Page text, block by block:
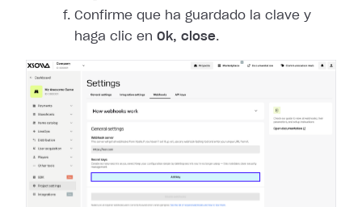
Confirme que ha guardado la clave y
haga clic en Ok, close.